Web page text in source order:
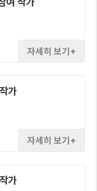
자세히 보기
가
자세히 보기
가